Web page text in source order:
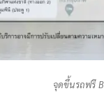
จุดขึ้นรถฟรี